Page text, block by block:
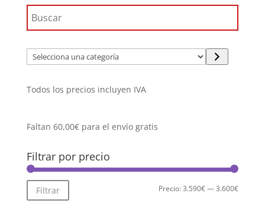
Selecciona
una
Todos los precios incluyen IVA
Faltan 60,00€para el envío gratis
Filtrar por precio
Precio
Precio
Filtrar Precio:3.590€—3.600€